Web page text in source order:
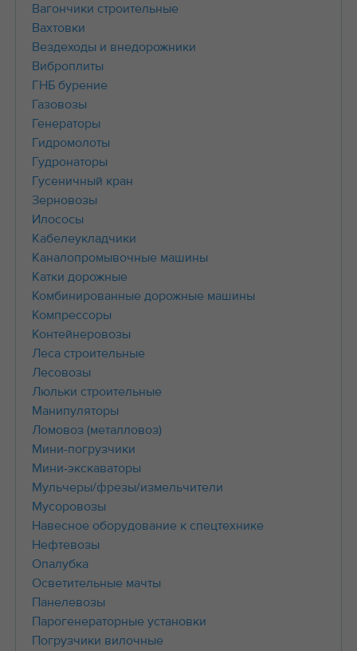
Вагончики строительные
Вахтовки
Вездеходы и внедорожники
Виброплиты
ГНБ бурение
Газовозы
Генераторы
Гидромолоты
Гудронаторы
Гусеничный кран
Зерновозы
Илососы
Кабелеукладчики
Каналопромывочные машины
Катки дорожные
Комбинированные дорожные машины
Компрессоры
Контейнеровозы
Леса строительные
Лесовозы
Люльки строительные
Манипуляторы
Ломовоз (металловоз)
Мини-погрузчики
Мини-экскаваторы
Мульчеры/фрезы/измельчители
Мусоровозы
Навесное оборудование к спецтехнике
Нефтевозы
Опалубка
Осветительные мачты
Панелевозы
Парогенераторные установки
Погрузчики вилочные